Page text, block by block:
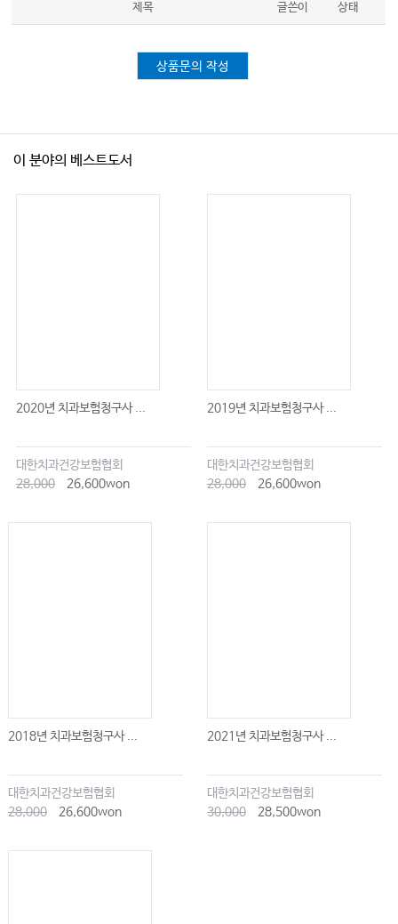
제목 글쓴이 상태
상품문의 작성
이 분야의 베스트도서
2020년 치과보험청구사 ...
대한치과건강보험협회
28,000
26,600won
2019년 치과보험청구사 ...
대한치과건강보험협회
28,000
26,600won
2018년 치과보험청구사 ...
대한치과건강보험협회
28,000
26,600won
2021년 치과보험청구사 ...
대한치과건강보험협회
30,000
28,500won